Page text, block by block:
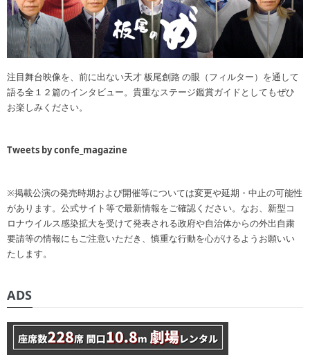
注目舞台映像を、前に出ない天才 板尾創路 の眼（フィルター）を通して
語る全１２篇のインタビュー。貴重なステージ鑑賞ガイドとしてもぜひ
お楽しみください。
Tweets by confe_magazine
※掲載公演の発売時期および開催等については変更や延期・中止の可能性
があります。公式サイト等で最新情報をご確認ください。なお、新型コ
ロナウイルス感染拡大を受けて発表される政府や自治体からの外出自粛
要請等の情報にもご注意いただき、慎重な行動を心がけるようお願いい
たします。
ADS